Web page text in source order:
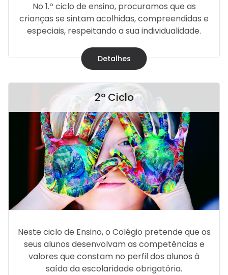
No 1.º ciclo de ensino, procuramos que as
crianças se sintam acolhidas, compreendidas e
especiais, respeitando a sua individualidade.
Detalhes
2º Ciclo
Neste ciclo de Ensino, o Colégio pretende que os
seus alunos desenvolvam as competências e
valores que constam no perfil dos alunos à
saída da escolaridade obrigatória.